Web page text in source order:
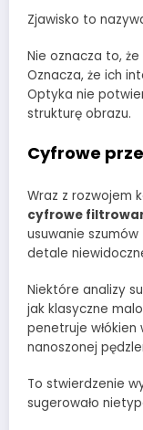
Zjawisko to
Nie oznacza to,
Oznacza, że ich
Optyka nie
strukturę obrazu.
Cyfrowe
Wraz z rozwojem
cyfrowe
usuwanie
detale
Niektóre analizy
jak klasyczne
penetruje
nanoszonej
To stwierdzenie
sugerowało